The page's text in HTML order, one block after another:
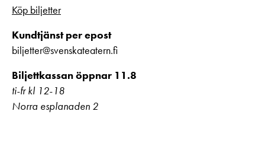
Köp biljetter
Kundtjänst per epost
biljetter@svenskateatern.fi
Biljettkassan öppnar 11.8
ti-fr kl 12-18
Norra esplanaden 2